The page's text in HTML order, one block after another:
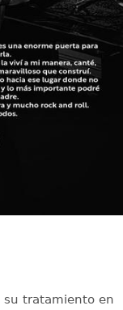
tratamiento en